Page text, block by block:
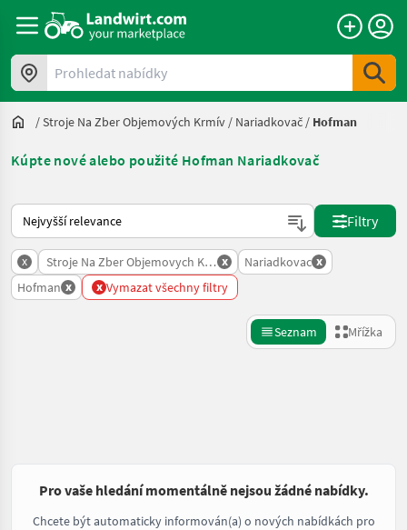
Prohledat nabídky
/Stroje Na Zber Objemových Krmív / Nariadkovač / Hofman
Kúpte nové alebo použité Hofman Nariadkovač
Takto se řadí nabídky na Landwirt.com
Filtry
x Stroje Na Zber Objemovych Krmiv
x Nariadkovac x
Hofman x x Vymazat všechny filtry
Seznam Mřížka
Pro vaše hledání momentálně nejsou žádné nabídky.
Chcete být automaticky informován(a) o nových nabídkách pro